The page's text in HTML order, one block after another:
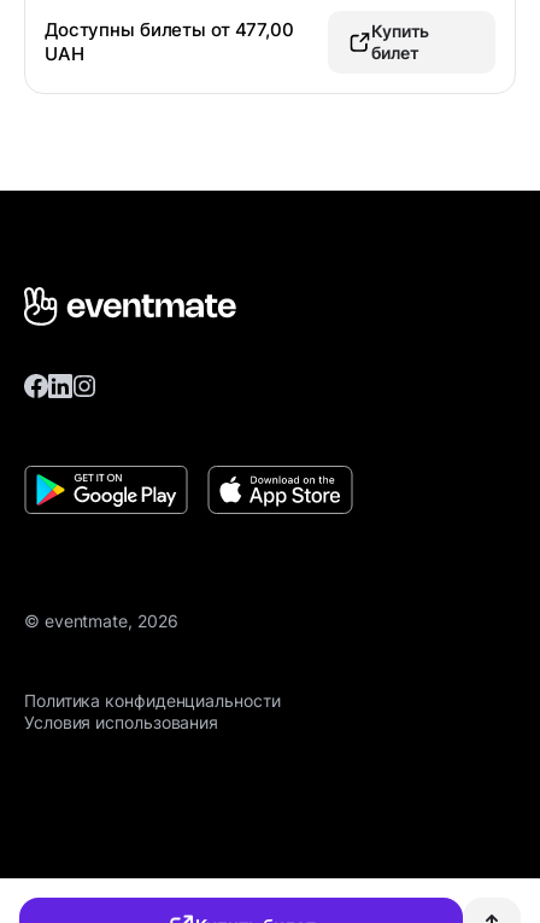
Доступны билеты от 477,00
UAH
Купить
билет
© eventmate, 2026
Политика конфиденциальности
Условия использования